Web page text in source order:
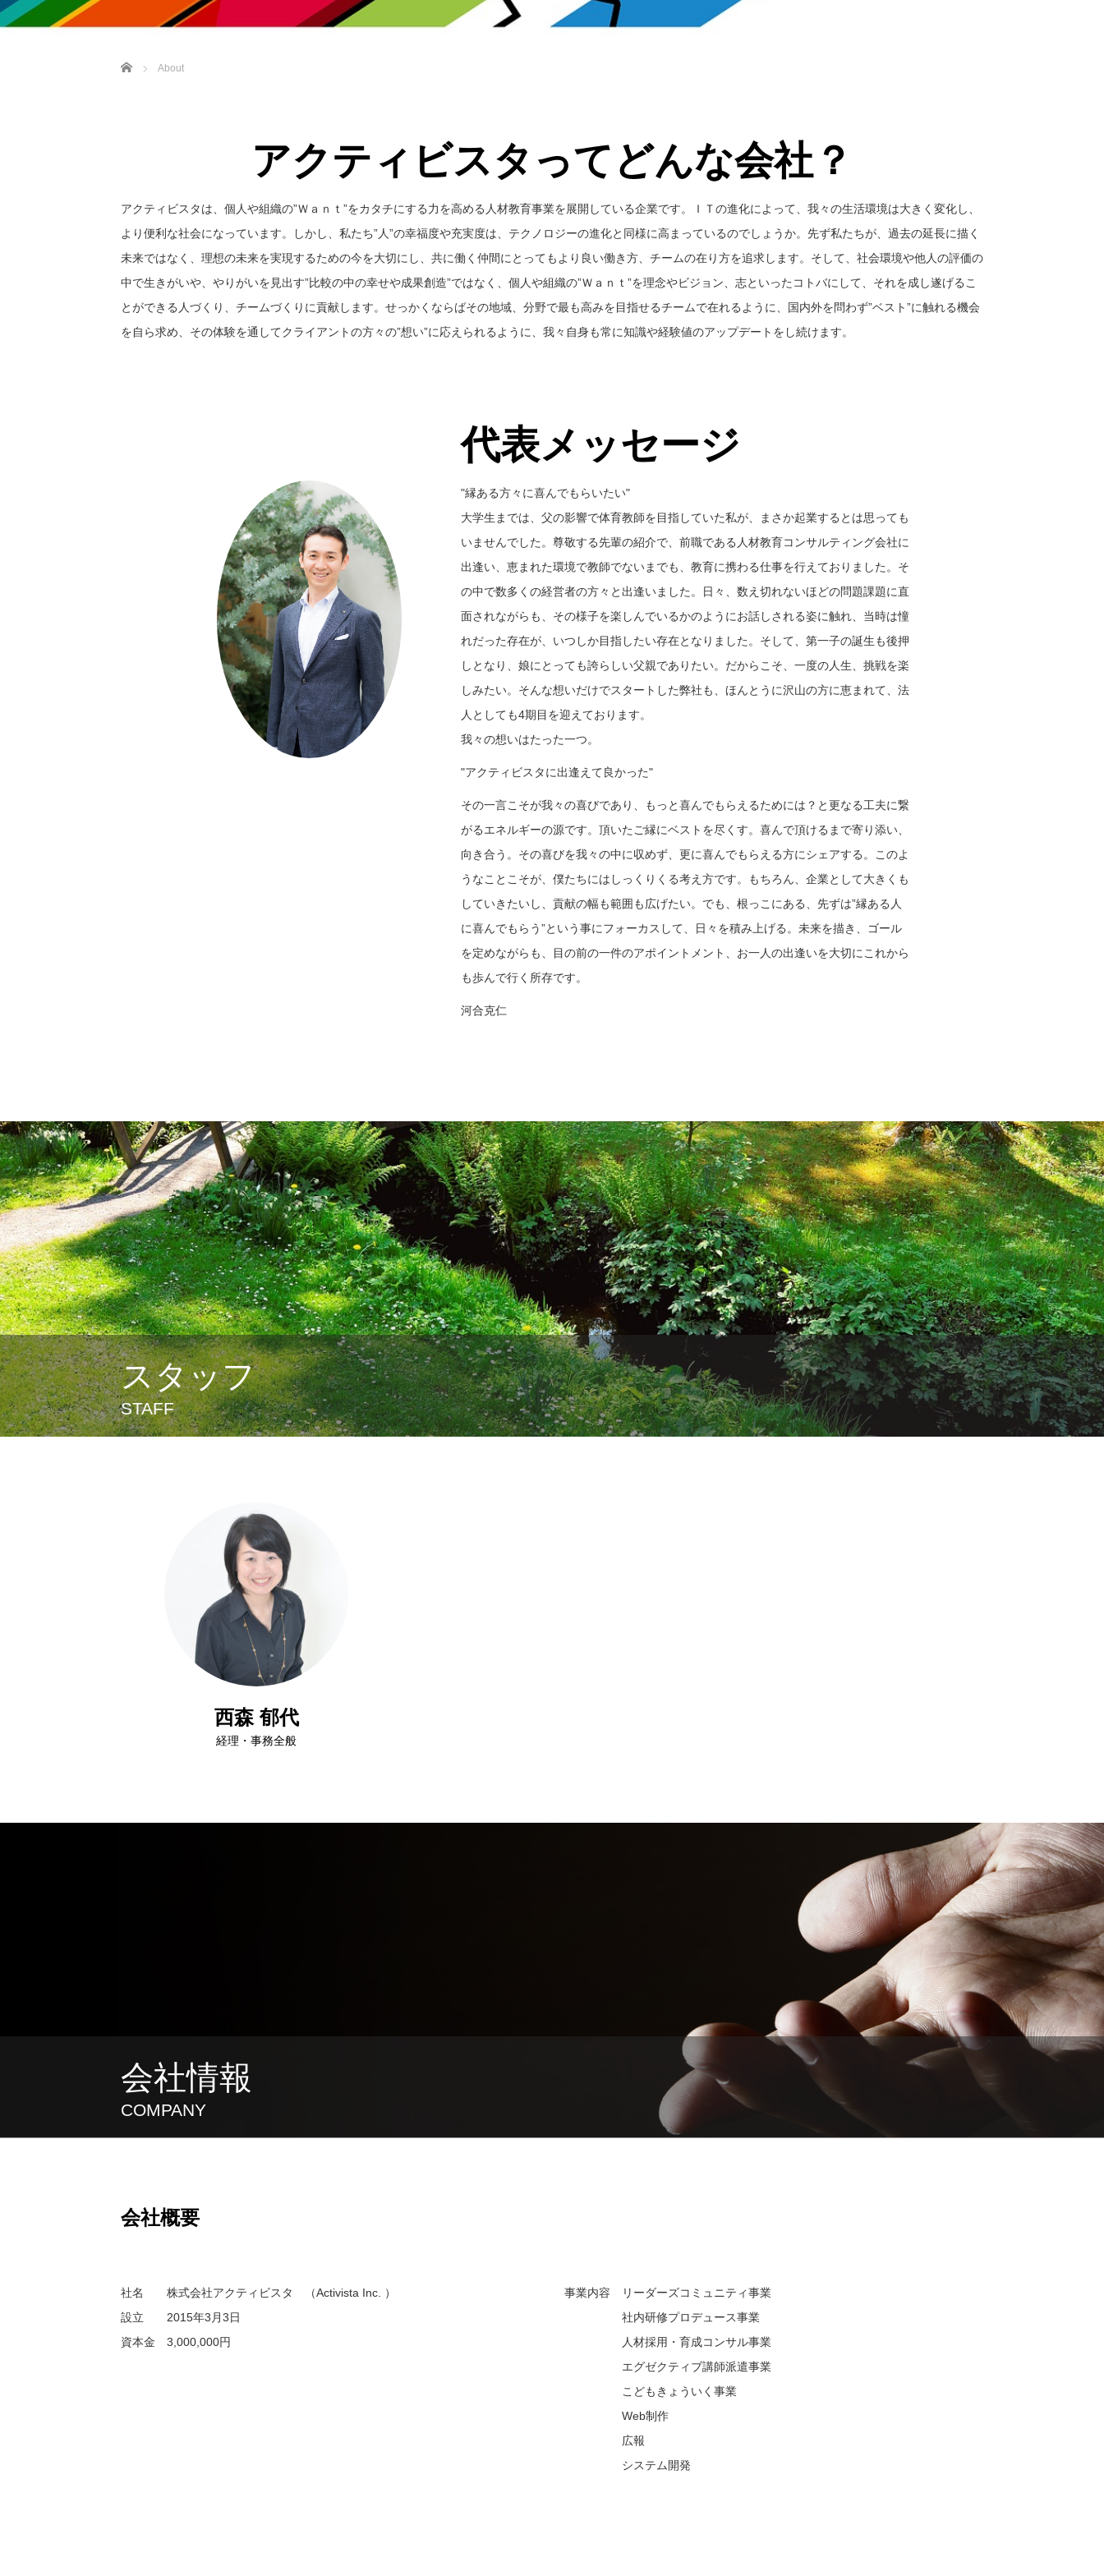
ホーム About
アクティビスタってどんな会社？
アクティビスタは、個人や組織の”Ｗａｎｔ”をカタチにする力を高める人材教育事業を展開している企業です。ＩＴの進化によって、我々の生活環境は大きく変化し、
より便利な社会になっています。しかし、私たち”人”の幸福度や充実度は、テクノロジーの進化と同様に高まっているのでしょうか。先ず私たちが、過去の延長に描く
未来ではなく、理想の未来を実現するための今を大切にし、共に働く仲間にとってもより良い働き方、チームの在り方を追求します。そして、社会環境や他人の評価の
中で生きがいや、やりがいを見出す”比較の中の幸せや成果創造”ではなく、個人や組織の”Ｗａｎｔ”を理念やビジョン、志といったコトバにして、それを成し遂げるこ
とができる人づくり、チームづくりに貢献します。せっかくならばその地域、分野で最も高みを目指せるチームで在れるように、国内外を問わず”ベスト”に触れる機会
を自ら求め、その体験を通してクライアントの方々の”想い”に応えられるように、我々自身も常に知識や経験値のアップデートをし続けます。
代表メッセージ
"縁ある方々に喜んでもらいたい"
大学生までは、父の影響で体育教師を目指していた私が、まさか起業するとは思っても
いませんでした。尊敬する先輩の紹介で、前職である人材教育コンサルティング会社に
出逢い、恵まれた環境で教師でないまでも、教育に携わる仕事を行えておりました。そ
の中で数多くの経営者の方々と出逢いました。日々、数え切れないほどの問題課題に直
面されながらも、その様子を楽しんでいるかのようにお話しされる姿に触れ、当時は憧
れだった存在が、いつしか目指したい存在となりました。そして、第一子の誕生も後押
しとなり、娘にとっても誇らしい父親でありたい。だからこそ、一度の人生、挑戦を楽
しみたい。そんな想いだけでスタートした弊社も、ほんとうに沢山の方に恵まれて、法
人としても4期目を迎えております。
我々の想いはたった一つ。
"アクティビスタに出逢えて良かった"
その一言こそが我々の喜びであり、もっと喜んでもらえるためには？と更なる工夫に繋
がるエネルギーの源です。頂いたご縁にベストを尽くす。喜んで頂けるまで寄り添い、
向き合う。その喜びを我々の中に収めず、更に喜んでもらえる方にシェアする。このよ
うなことこそが、僕たちにはしっくりくる考え方です。もちろん、企業として大きくも
していきたいし、貢献の幅も範囲も広げたい。でも、根っこにある、先ずは”縁ある人
に喜んでもらう”という事にフォーカスして、日々を積み上げる。未来を描き、ゴール
を定めながらも、目の前の一件のアポイントメント、お一人の出逢いを大切にこれから
も歩んで行く所存です。
河合克仁
スタッフ
STAFF
西森 郁代
経理・事務全般
会社情報
COMPANY
会社概要
社名 株式会社アクティビスタ （Activista Inc. ）
設立 2015年3月3日
資本金 3,000,000円
事業内容 リーダーズコミュニティ事業
社内研修プロデュース事業
人材採用・育成コンサル事業
エグゼクティブ講師派遣事業
こどもきょういく事業
Web制作
広報
システム開発